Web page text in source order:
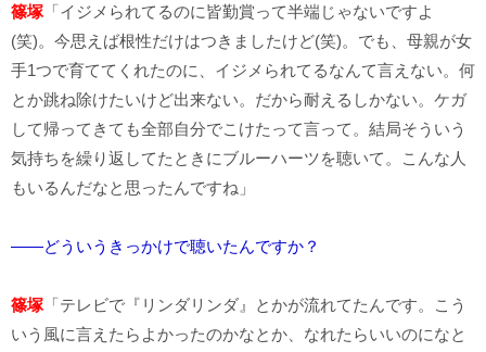
篠塚 「イジメられてるのに皆勤賞って半端じゃないですよ
(笑)。今思えば根性だけはつきましたけど(笑)。でも、母親が女
手1つで育ててくれたのに、イジメられてるなんて言えない。何
とか跳ね除けたいけど出来ない。だから耐えるしかない。ケガ
して帰ってきても全部自分でこけたって言って。結局そういう
気持ちを繰り返してたときにブルーハーツを聴いて。こんな人
もいるんだなと思ったんですね」
――どういうきっかけで聴いたんですか？
篠塚 「テレビで『リンダリンダ』とかが流れてたんです。こう
いう風に言えたらよかったのかなとか、なれたらいいのになと